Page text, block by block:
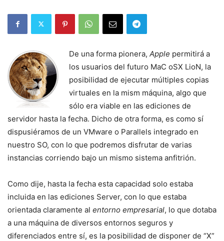
De una forma pionera, Apple permitirá a
los usuarios del futuro MaC oSX LioN, la
posibilidad de ejecutar múltiples copias
virtuales en la mism máquina, algo que
sólo era viable en las ediciones de
servidor hasta la fecha. Dicho de otra forma, es como sí
dispusiéramos de un VMware o Parallels integrado en
nuestro SO, con lo que podremos disfrutar de varias
instancias corriendo bajo un mismo sistema anfitrión.
Como dije, hasta la fecha esta capacidad solo estaba
incluida en las ediciones Server, con lo que estaba
orientada claramente al entorno empresarial, lo que dotaba
a una máquina de diversos entornos seguros y
diferenciados entre sí, es la posibilidad de disponer de “X”